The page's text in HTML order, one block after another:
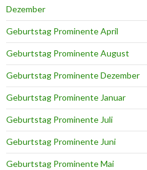
Dezember
Geburtstag Prominente April
Geburtstag Prominente August
Geburtstag Prominente Dezember
Geburtstag Prominente Januar
Geburtstag Prominente Juli
Geburtstag Prominente Juni
Geburtstag Prominente Mai